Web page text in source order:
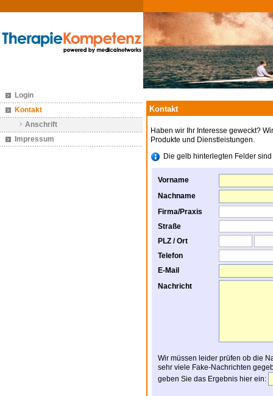
Login
Kontakt
Anschrift
Impressum
Kontakt
Haben wir Ihr Interesse geweckt?
Produkte und Dienstleistungen.
Die gelb hinterlegten Felder
Vorname
Nachname
Firma/Praxis
Straße
PLZ / Ort
Telefon
E-Mail
Nachricht
Wir müssen leider prüfen ob die
geben Sie das Ergebnis hier ein: